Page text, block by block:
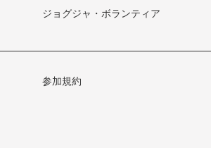
ジョグジャ・ボランティア
参加規約